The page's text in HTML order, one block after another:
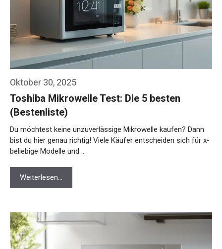
Oktober 30, 2025
Toshiba Mikrowelle Test: Die 5 besten
(Bestenliste)
Du möchtest keine unzuverlässige Mikrowelle kaufen? Dann
bist du hier genau richtig! Viele Käufer entscheiden sich für x-
beliebige Modelle und …
Weiterlesen…